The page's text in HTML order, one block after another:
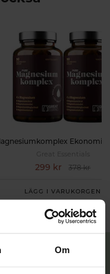
Om
Great Essentials
299 kr 378 kr
LÄGG I VARUKORGEN